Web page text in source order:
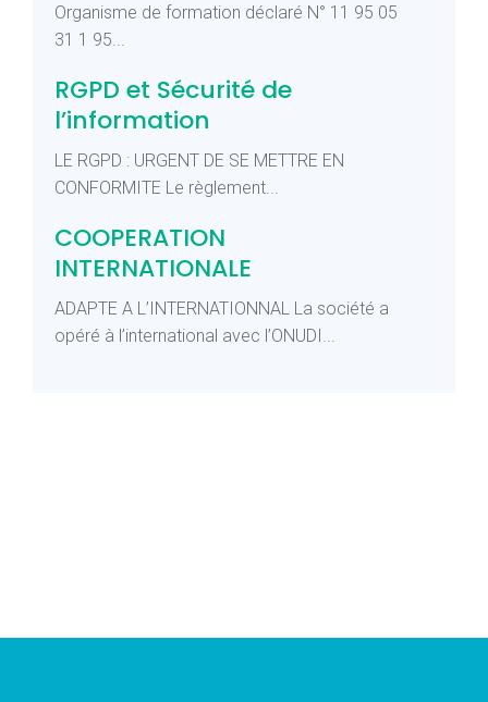
Organisme de formation déclaré N° 11 95 05
31 1 95...
RGPD et Sécurité de
l’information
LE RGPD : URGENT DE SE METTRE EN
CONFORMITE Le règlement...
COOPERATION
INTERNATIONALE
ADAPTE A L’INTERNATIONNAL La société a
opéré à l’international avec l’ONUDI...